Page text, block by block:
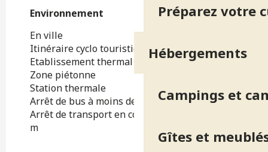
Préparez votre
Hébergements
Campings et
Gîtes et
Environnement
Environnement
En ville
Itinéraire cyclo touristique à moins d'1 km
Etablissement thermal à moins de 500 m
Zone piétonne
Station thermale
Arrêt de bus à moins de 500 m
Arrêt de transport en commun à moins de 500
m